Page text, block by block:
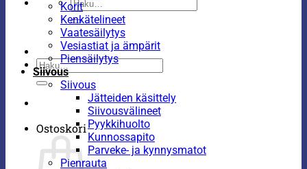
Etsi:
Ostoskori
Korit
Kenkätelineet
Vaatesäilytys
Vesiastiat ja ämpärit
Piensäilytys
Siivous
Siivous
Jätteiden käsittely
Siivousvälineet
Pyykkihuolto
Kunnossapito
Parveke- ja kynnysmatot
Pienrauta